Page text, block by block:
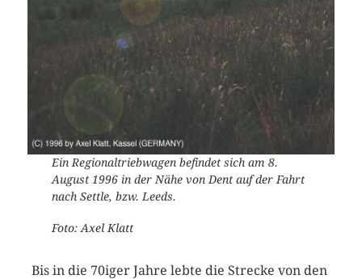
Ein Regionaltriebwagen befindet sich am 8.
August 1996 in der Nähe von Dent auf der Fahrt
nach Settle, bzw. Leeds.
Foto: Axel Klatt
Bis in die 70iger Jahre lebte die Strecke von den